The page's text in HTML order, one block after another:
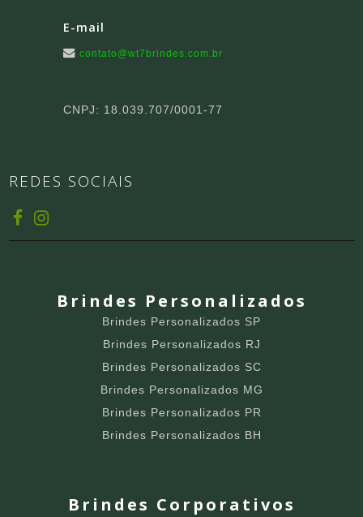
E-mail
contato@wt7brindes.com.br
CNPJ: 18.039.707/0001-77
REDES SOCIAIS
Brindes Personalizados
Brindes Personalizados SP
Brindes Personalizados RJ
Brindes Personalizados SC
Brindes Personalizados MG
Brindes Personalizados PR
Brindes Personalizados BH
Brindes Corporativos